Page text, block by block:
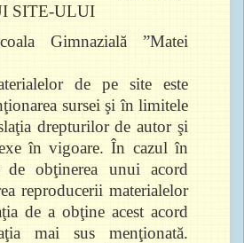
SITE-ULUI
Gimnazială ”Matei
de pe site este
sursei şi în limitele
drepturilor de autor şi
în vigoare. În cazul în
de obţinerea unui acord
reproducerii materialelor
de a obţine acest acord
mai sus menţionată.